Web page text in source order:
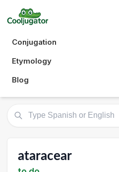
Conjugation
Etymology
Blog
ataracear